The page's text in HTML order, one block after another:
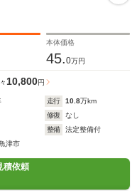
本体価格
45.0万円
10,800円
走行 10.8万km
修復
なし
整備
法定整備付
津市
積依頼